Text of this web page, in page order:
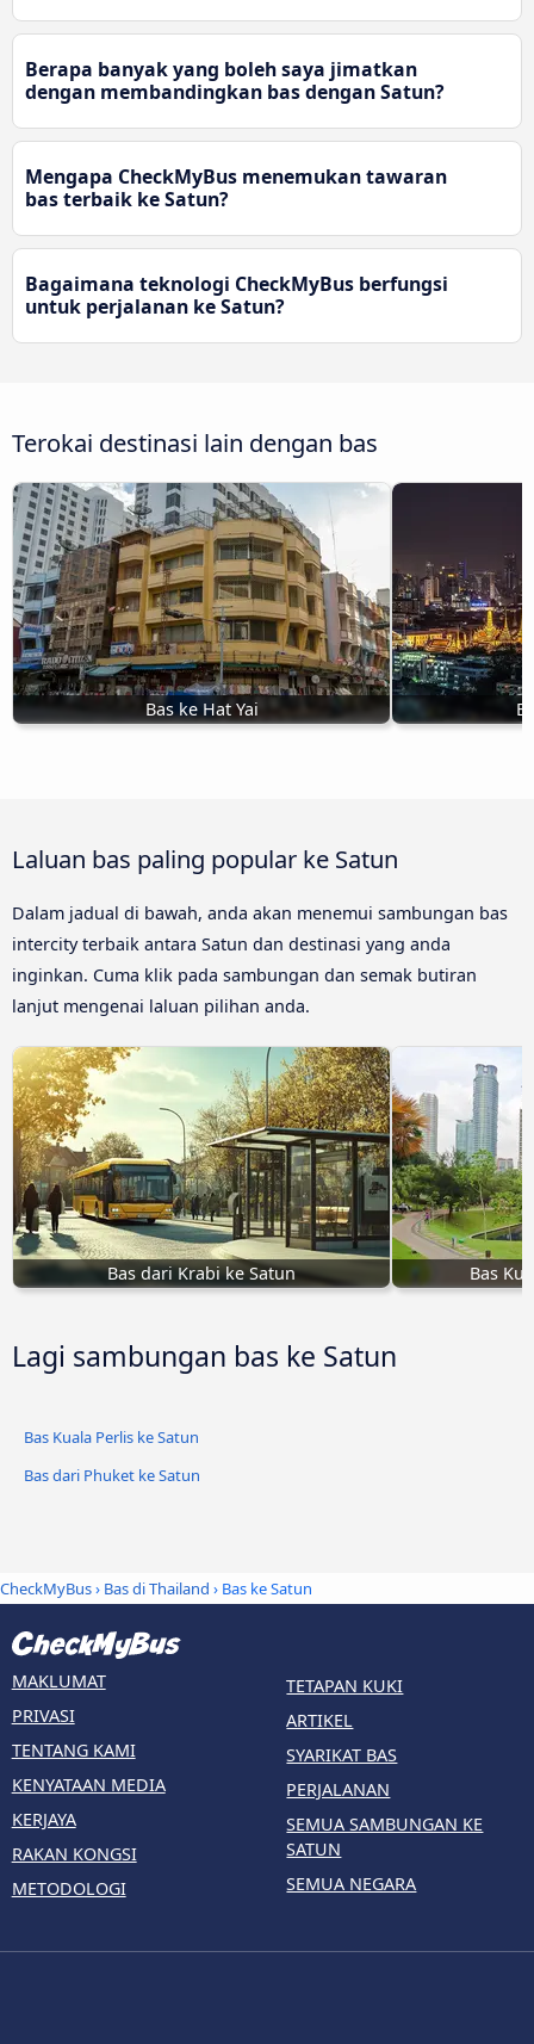
Berapa banyak yang boleh saya jimatkan
dengan membandingkan bas dengan Satun?
Mengapa CheckMyBus menemukan tawaran
bas terbaik ke Satun?
Bagaimana teknologi CheckMyBus berfungsi
untuk perjalanan ke Satun?
Terokai destinasi lain dengan bas
Bas ke Hat Yai
Laluan bas paling popular ke Satun
Dalam jadual di bawah, anda akan menemui sambungan bas
intercity terbaik antara Satun dan destinasi yang anda
inginkan. Cuma klik pada sambungan dan semak butiran
lanjut mengenai laluan pilihan anda.
Bas dari Krabi ke Satun Bas
Lagi sambungan bas ke Satun
Bas Kuala Perlis ke Satun
Bas dari Phuket ke Satun
CheckMyBus› Bas di Thailand › Bas ke Satun
MAKLUMAT
PRIVASI
TENTANG KAMI
KENYATAAN MEDIA
KERJAYA
RAKAN KONGSI
METODOLOGI
TETAPAN KUKI
ARTIKEL
SYARIKAT BAS
PERJALANAN
SEMUA SAMBUNGAN KE
SATUN
SEMUA NEGARA